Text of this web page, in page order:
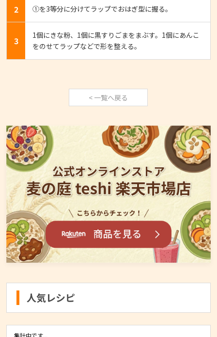
2 ①を3等分に分けてラップでおはぎ型に握る。
3
1個にきな粉、1個に黒すりごまをまぶす。1個にあんこ
をのせてラップなどで形を整える。
< 一覧へ戻る
人気レシピ
集計中です...